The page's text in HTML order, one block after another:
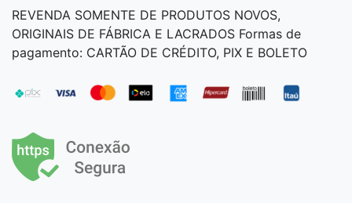
REVENDA SOMENTE DE PRODUTOS NOVOS,
ORIGINAIS DE FÁBRICA E LACRADOS Formas de
pagamento: CARTÃO DE CRÉDITO, PIX E BOLETO